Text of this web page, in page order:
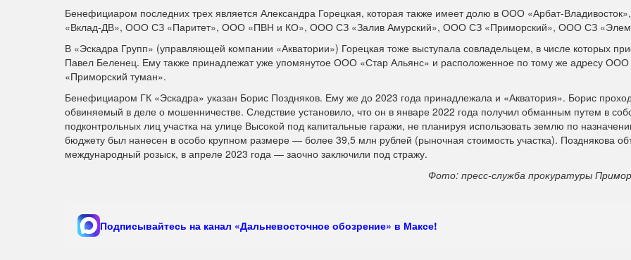
Бенефициаром последних трех является Александра Горецкая, которая также имеет долю в ООО «Арбат-
«Вклад-ДВ», ООО СЗ «Паритет», ООО «ПВН и КО», ООО СЗ «Залив Амурский», ООО СЗ «Приморский», ООО СЗ
В «Эскадра Групп» (управляющей компании «Акватории») Горецкая тоже выступала совладельцем, в числе которых
Павел Беленец. Ему также принадлежат уже упомянутое ООО «Стар Альянс» и расположенное по тому же адресу ООО
«Приморский туман».
Бенефициаром ГК «Эскадра» указан Борис Поздняков. Ему же до 2023 года принадлежала и «Акватория». Борис
обвиняемый в деле о мошенничестве. Следствие установило, что он в январе 2022 года получил обманным путем в
подконтрольных лиц участка на улице Высокой под капитальные гаражи, не планируя использовать землю по
бюджету был нанесен в особо крупном размере — более 39,5 млн рублей (рыночная стоимость участка). Позднякова
международный розыск, в апреле 2023 года — заочно заключили под стражу.
Фото: пресс-служба прокуратуры
Подписывайтесь на канал «Дальневосточное обозрение» в Максе!